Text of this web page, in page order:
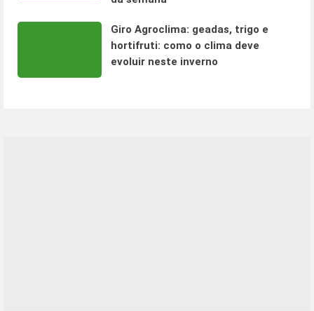
Giro Agroclima: geadas, trigo e
hortifruti: como o clima deve
evoluir neste inverno